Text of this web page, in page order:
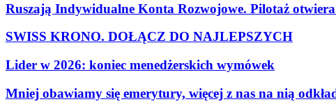
Ruszają Indywidualne Konta Rozwojowe. Pilotaż otwiera
SWISS KRONO. DOŁĄCZ DO NAJLEPSZYCH
Lider w 2026: koniec menedżerskich wymówek
Mniej obawiamy się emerytury, więcej z nas na nią